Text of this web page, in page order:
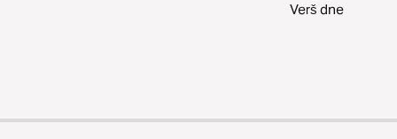
Verš dne